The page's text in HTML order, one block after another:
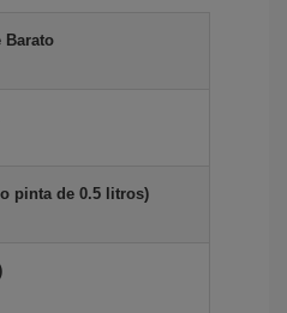
Barato
pinta de 0.5 litros)